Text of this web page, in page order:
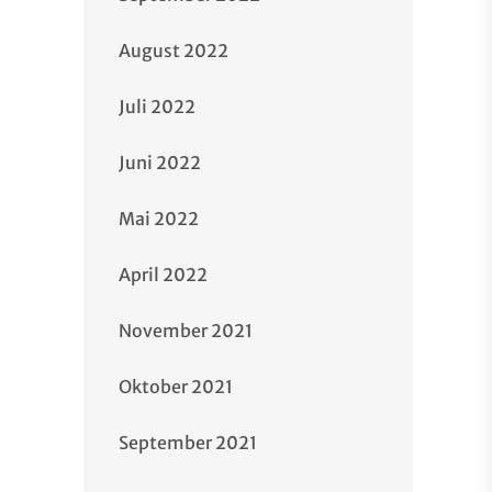
August 2022
Juli 2022
Juni 2022
Mai 2022
April 2022
November 2021
Oktober 2021
September 2021